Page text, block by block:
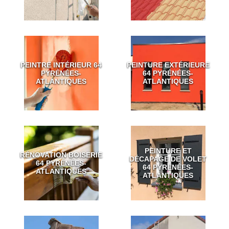
PEINTRE INTÉRIEUR 64
PYRÉNÉES-
ATLANTIQUES
PEINTURE EXTÉRIEURE
64 PYRÉNÉES-
ATLANTIQUES
RÉNOVATION BOISERIE
64 PYRÉNÉES-
ATLANTIQUES
PEINTURE ET
DÉCAPAGE DE VOLET
64 PYRÉNÉES-
ATLANTIQUES